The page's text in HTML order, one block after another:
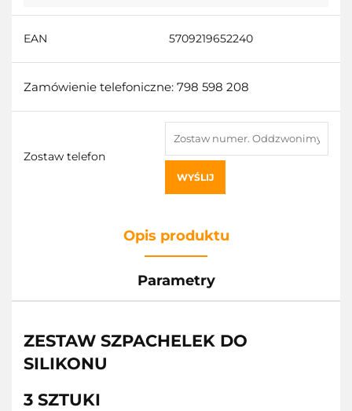
EAN 5709219652240
Zamówienie telefoniczne: 798 598 208
Zostaw telefon
WYŚLIJ
Opis produktu
Parametry
ZESTAW SZPACHELEK DO
SILIKONU
3 SZTUKI